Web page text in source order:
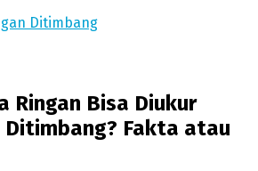
Ringan Bisa Diukur
Ditimbang? Fakta atau